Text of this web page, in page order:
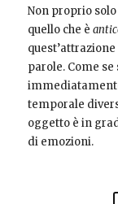
Non proprio
quello che è
parole. Come
temporale
oggetto è in
di emozioni.